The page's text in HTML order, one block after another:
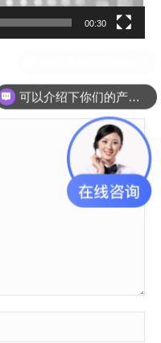
00:30
可以介绍下你们的产品么？